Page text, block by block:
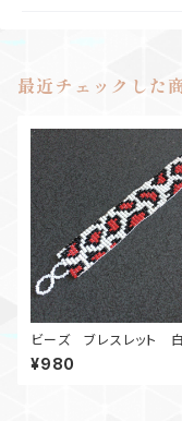
最近チェックした
ビーズ ブレスレット
¥980